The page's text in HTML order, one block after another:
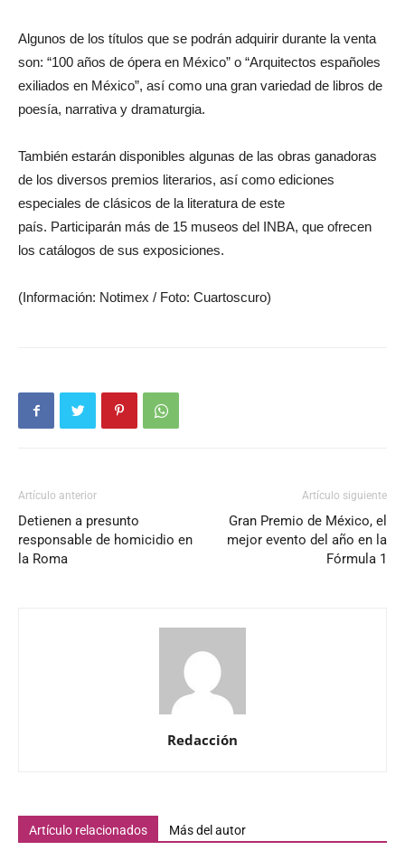
Algunos de los títulos que se podrán adquirir durante la venta
son: “100 años de ópera en México” o “Arquitectos españoles
exiliados en México”, así como una gran variedad de libros de
poesía, narrativa y dramaturgia.
También estarán disponibles algunas de las obras ganadoras
de los diversos premios literarios, así como ediciones
especiales de clásicos de la literatura de este
país. Participarán más de 15 museos del INBA, que ofrecen
los catálogos de sus exposiciones.
(Información: Notimex / Foto: Cuartoscuro)
Artículo anterior
Detienen a presunto
responsable de homicidio en
la Roma
Artículo siguiente
Gran Premio de México, el
mejor evento del año en la
Fórmula 1
Redacción
Artículo relacionados Más del autor